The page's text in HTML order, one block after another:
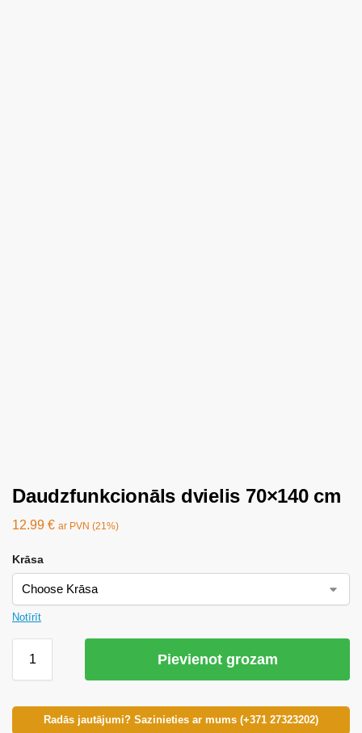
Daudzfunkcionāls dvielis 70×140 cm
12.99 € ar PVN (21%)
Krāsa
Notīrīt
Pievienot grozam
Radās jautājumi? Sazinieties ar mums (+371 27323202)